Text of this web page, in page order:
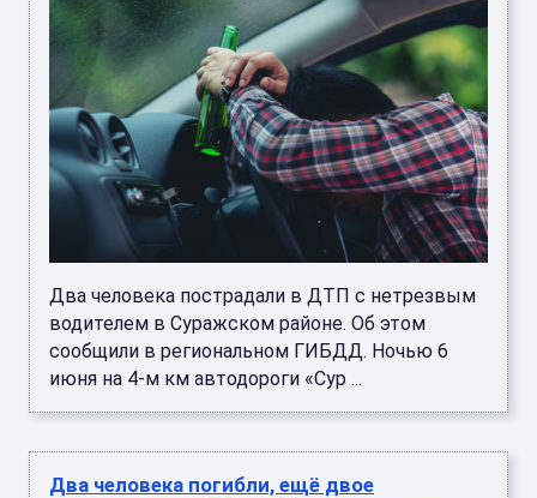
Два человека пострадали в ДТП с нетрезвым
водителем в Суражском районе. Об этом
сообщили в региональном ГИБДД. Ночью 6
июня на 4-м км автодороги «Сур ...
Два человека погибли, ещё двое